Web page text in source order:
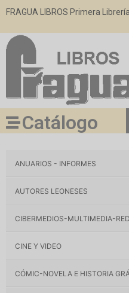
FRAGUA LIBROS Primera
Catálogo
ANUARIOS - INFORMES
AUTORES LEONESES
CIBERMEDIOS-MULTIMEDIA-
CINE Y VIDEO
CÓMIC-NOVELA E HISTORIA